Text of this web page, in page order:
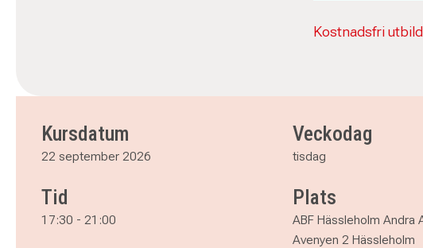
Kostnadsfri
Kursdatum
22 september 2026
Veckodag
tisdag
Tid
17:30 - 21:00
Plats
ABF Hässleholm Andra
Avenyen 2 Hässleholm